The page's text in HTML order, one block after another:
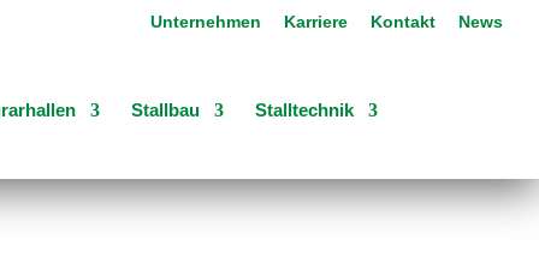
Unternehmen Karriere Kontakt News
Stallbau Stalltechnik